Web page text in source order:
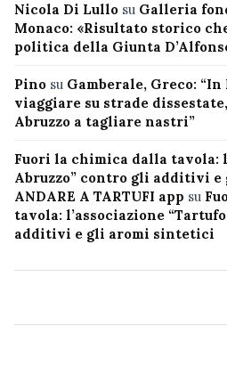
Nicola Di Lullo su Galleria
Monaco: «Risultato storico
politica della Giunta
Pino su Gamberale, Greco:
viaggiare su strade
Abruzzo a tagliare nastri”
Fuori la chimica dalla tavola:
Abruzzo” contro gli additivi
ANDARE A TARTUFI app su
tavola: l’associazione
additivi e gli aromi sintetici